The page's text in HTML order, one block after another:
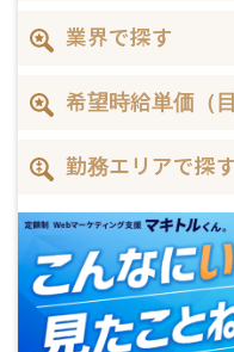
業界で探す
希望時給単価（
勤務エリアで探す